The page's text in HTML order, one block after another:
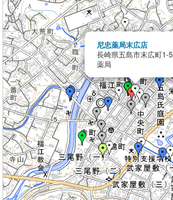
尼忠薬局末広店
長崎県五島市末広町1-5
薬局